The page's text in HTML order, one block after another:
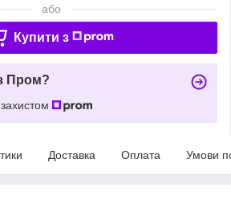
або
Купити з
Пром?
Доставка Оплата Умови